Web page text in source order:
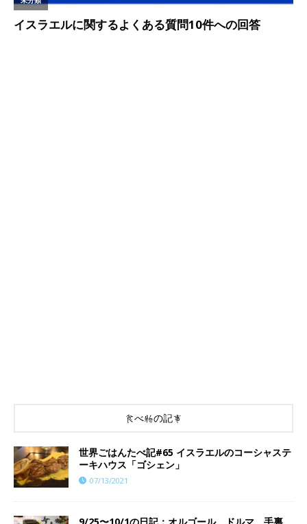
食べ物の記事
世界ごはんたべ記#65 イスラエルのコーシャステ
ーキハウス「ゴシェン」
07/13/2021